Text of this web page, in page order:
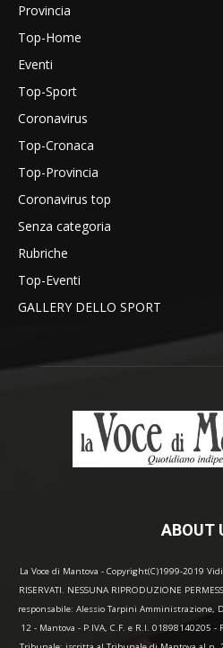
Provincia
Top-Home
Eventi
Top-Sport
Coronavirus
Top-Cronaca
Top-Provincia
Coronavirus top
Senza categoria
Rubriche
Top-Eventi
GALLERY DELLO SPORT
ABOUT
La Voce di Mantova - Copyright(C)1999-2019
RISERVATI. NESSUNA RIPRODUZIONE
responsabile: Alessio Tarpini Amministrazione,
12 - Mantova - P.IVA, C.F. e R.I. 01898140205